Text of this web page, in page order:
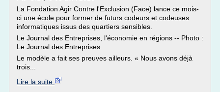
La Fondation Agir Contre l'Exclusion (Face) lance ce mois-
ci une école pour former de futurs codeurs et codeuses
informatiques issus des quartiers sensibles.
Le Journal des Entreprises, l'économie en régions -- Photo :
Le Journal des Entreprises
Le modèle a fait ses preuves ailleurs. « Nous avons déjà
trois...
Lire la suite